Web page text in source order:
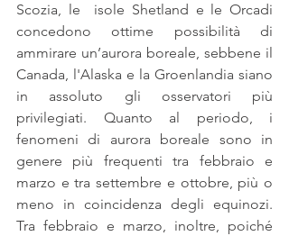
Scozia, le  isole Shetland e le Orcadi
concedono ottime possibilità di
ammirare un’aurora boreale, sebbene il
Canada, l'Alaska e la Groenlandia siano
in assoluto gli osservatori più
privilegiati. Quanto al periodo, i
fenomeni di aurora boreale sono in
genere più frequenti tra febbraio e
marzo e tra settembre e ottobre, più o
meno in coincidenza degli equinozi.
Tra febbraio e marzo, inoltre, poiché